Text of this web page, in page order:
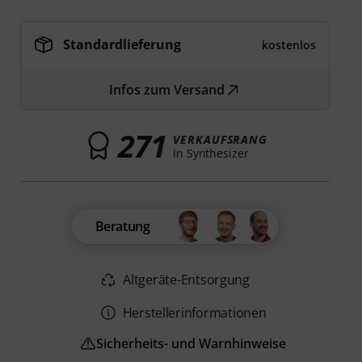
Standardlieferung kostenlos
Infos zum Versand
271 VERKAUFSRANG
in Synthesizer
Beratung
Altgeräte-Entsorgung
Herstellerinformationen
Sicherheits- und Warnhinweise